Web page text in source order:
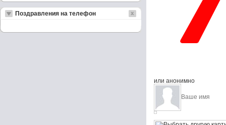
или анонимно
Поздравления на телефон